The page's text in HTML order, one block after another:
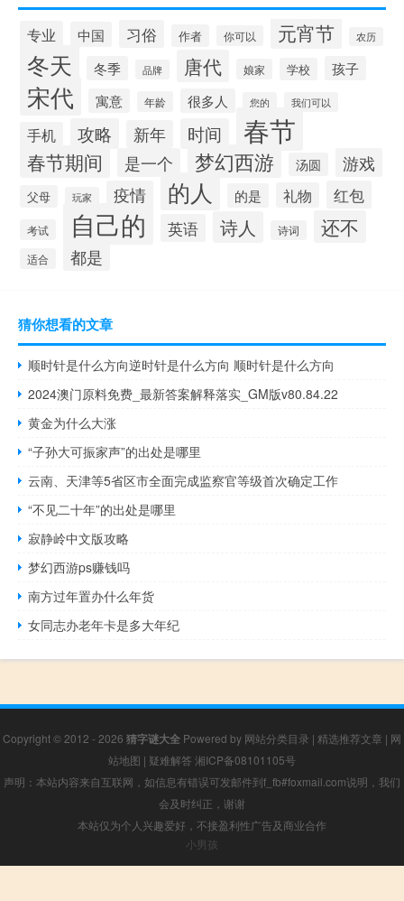
专业 中国 习俗 作者 你可以 元宵节 农历
冬天 冬季 品牌 唐代 娘家 学校 孩子
宋代 寓意 年龄 很多人 您的 我们可以
手机 攻略 新年 时间 春节
春节期间 是一个 梦幻西游 汤圆 游戏
父母 玩家 疫情 的人 的是 礼物 红包
考试 自己的 英语 诗人 诗词 还不
适合 都是
猜你想看的文章
顺时针是什么方向逆时针是什么方向 顺时针是什么方向
2024澳门原料免费_最新答案解释落实_GM版v80.84.22
黄金为什么大涨
“子孙大可振家声”的出处是哪里
云南、天津等5省区市全面完成监察官等级首次确定工作
“不见二十年”的出处是哪里
寂静岭中文版攻略
梦幻西游ps赚钱吗
南方过年置办什么年货
女同志办老年卡是多大年纪
Copyright © 2012 - 2026 猜字谜大全 Powered by 网站分类目录 | 精选推荐文章 | 网
站地图 | 疑难解答 湘ICP备08101105号
声明：本站内容来自互联网，如信息有错误可发邮件到f_fb#foxmail.com说明，我们
会及时纠正，谢谢
本站仅为个人兴趣爱好，不接盈利性广告及商业合作
小男孩